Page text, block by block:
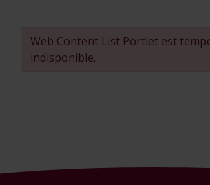
Web Content List Portlet est
indisponible.